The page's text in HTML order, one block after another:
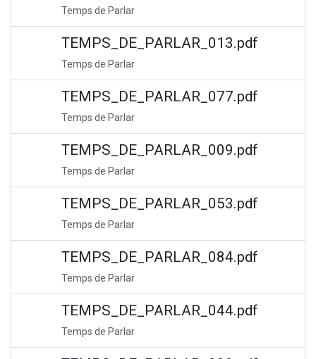
Temps de Parlar
TEMPS_DE_PARLAR_013.pdf
Temps de Parlar
TEMPS_DE_PARLAR_077.pdf
Temps de Parlar
TEMPS_DE_PARLAR_009.pdf
Temps de Parlar
TEMPS_DE_PARLAR_053.pdf
Temps de Parlar
TEMPS_DE_PARLAR_084.pdf
Temps de Parlar
TEMPS_DE_PARLAR_044.pdf
Temps de Parlar